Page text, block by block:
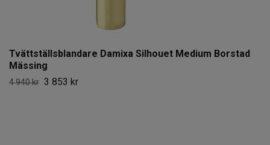
Tvättställsblandare Damixa Silhouet Medium Borstad
Mässing
4 940 kr 3 853 kr